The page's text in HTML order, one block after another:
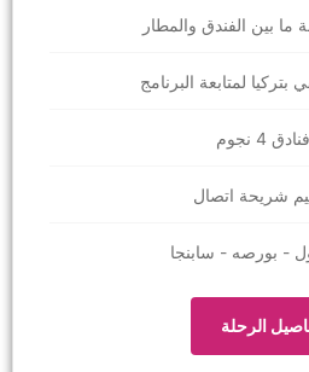
ما بين الفندق والمطار
لمتابعة البرنامج
فنادق 4 نجوم
شريحة اتصال
- بورصه - سابنجا
الرحلة